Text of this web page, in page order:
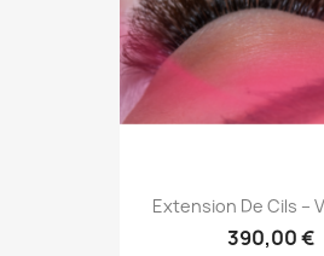
Extension De Cils –
390,00 €